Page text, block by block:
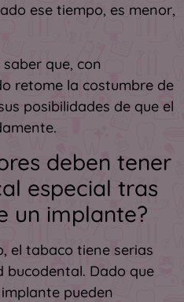
ese tiempo, es menor,
que, con
retome la costumbre de
posibilidades de que el
deben tener
especial tras
un implante?
el tabaco tiene serias
bucodental. Dado que
pueden